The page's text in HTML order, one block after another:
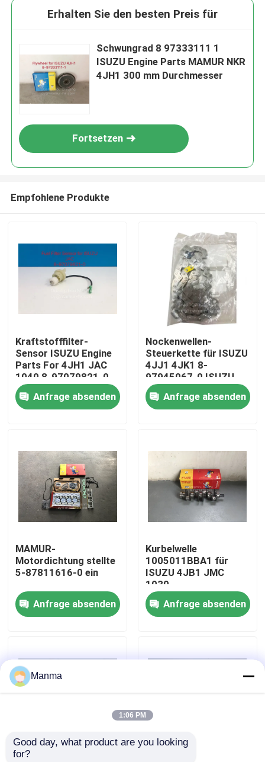
Produkte
Über uns
Qualitätskontrolle
Treten Sie mit uns in Verbindung
LKW-Autoteil
Isuzu Engine Parts
Erhalten Sie den besten Preis für
Schwungrad 8 97333111 1
ISUZU Engine Parts MAMUR NKR
4JH1 300 mm Durchmesser
Fortsetzen
Empfohlene Produkte
Kraftstofffilter-
Sensor ISUZU Engine
Parts For 4JH1 JAC
1040 8-97079821-0
Anfrage absenden
Nockenwellen-
Steuerkette für ISUZU
4JJ1 4JK1 8-
97945067-0 ISUZU
Motorteile
Anfrage absenden
MAMUR-
Motordichtung stellte
5-87811616-0 ein
Anfrage absenden
Kurbelwelle
1005011BBA1 für
ISUZU 4JB1 JMC
1030
Anfrage absenden
Kolbenkühlölstrahl für
Manma
1:06 PM
Good day, what product are you looking
for?